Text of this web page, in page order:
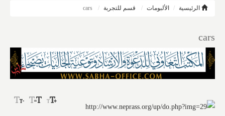
الرئيسية الألبومات قسم للتجربة
cars